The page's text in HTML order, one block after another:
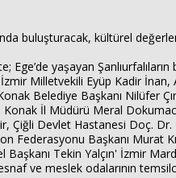
buluşturacak, kültürel
Ege’de yaşayan
Milletvekili Eyüp Kadir
Belediye Başkanı Nilüfer
İl Müdürü Meral
Çiğli Devlet Hastanesi Doç.
Federasyonu Başkanı
Tekin Yalçın' İzmir
ve meslek odalarının